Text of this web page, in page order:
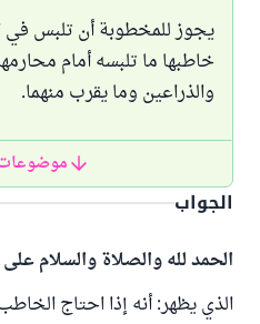
يجوز للمخطوبة أن تلبس في
خاطبها ما تلبسه أمام
والذراعين وما يقرب منهما.
الجواب
الحمد لله والصلاة والسلام
الذي يظهر: أنه إذا احتاج